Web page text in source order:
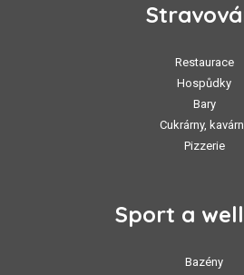
Restaurace
Hospůdky
Bary
Cukrárny,
Pizzerie
Sport a
Bazény